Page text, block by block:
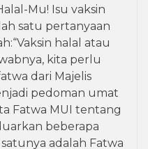
Mu! Isu vaksin
satu pertanyaan
halal atau
kita perlu
dari Majelis
pedoman umat
Fatwa MUI tentang
beberapa
adalah Fatwa